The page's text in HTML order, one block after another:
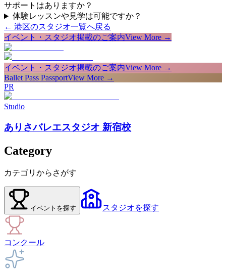
サポートはありますか？
体験レッスンや見学は可能ですか？
← 港区のスタジオ一覧へ戻る
イベント・スタジオ掲載のご案内View More →
イベント・スタジオ掲載のご案内View More →
Ballet Pass PassportView More →
PR
Studio
ありさバレエスタジオ 新宿校
Category
カテゴリからさがす
イベント を探す スタジオを探す
コンクール